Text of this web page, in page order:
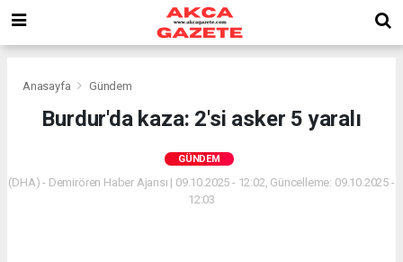
Anasayfa Gündem
Burdur'da kaza: 2'si asker 5 yaralı
GÜNDEM
(DHA) - Demirören Haber Ajansı | 09.10.2025 - 12:02, Güncelleme: 09.10.2025 -
12:03